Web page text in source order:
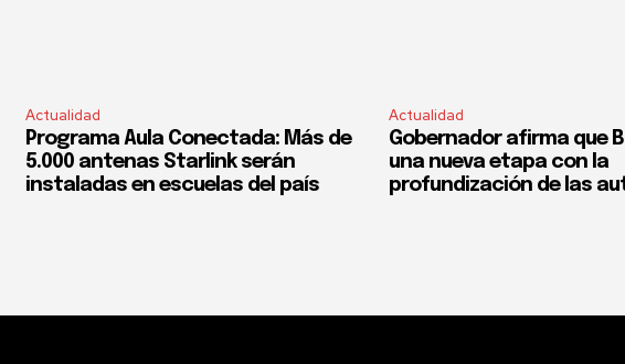
Actualidad
Programa Aula Conectada: Más de
5.000 antenas Starlink serán
instaladas en escuelas del país
Actualidad
Gobernador afirma que
una nueva etapa con la
profundización de las